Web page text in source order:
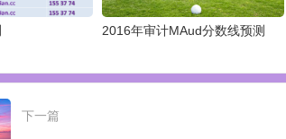
2016年审计MAud分数线预测
下一篇